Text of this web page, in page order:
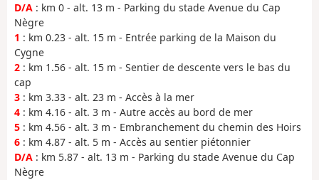
D/A : km 0 - alt. 13 m - Parking du stade Avenue du Cap
Nègre
1 : km 0.23 - alt. 15 m - Entrée parking de la Maison du
Cygne
2 : km 1.56 - alt. 15 m - Sentier de descente vers le bas du
cap
3 : km 3.33 - alt. 23 m - Accès à la mer
4 : km 4.16 - alt. 3 m - Autre accès au bord de mer
5 : km 4.56 - alt. 3 m - Embranchement du chemin des Hoirs
6 : km 4.87 - alt. 5 m - Accès au sentier piétonnier
D/A : km 5.87 - alt. 13 m - Parking du stade Avenue du Cap
Nègre